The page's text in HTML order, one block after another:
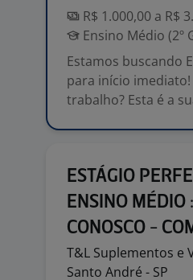
R$ 1.000,00 a R$
Ensino Médio (2º
Estamos buscando
para início
trabalho? Esta é a
ESTÁGIO
ENSINO MÉDIO
CONOSCO -
T&L Suplementos e
Santo André - SP